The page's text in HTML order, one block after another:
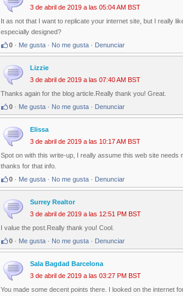
3 de abril de 2019 a las 05:04 AM BST
It as not that I want to replicate your internet site, but I really
especially designed?
0 · Me gusta · No me gusta · Denunciar
Lizzie
3 de abril de 2019 a las 07:40 AM BST
Thanks again for the blog article.Really thank you! Great.
0 · Me gusta · No me gusta · Denunciar
Elissa
3 de abril de 2019 a las 10:17 AM BST
Spot on with this write-up, I really assume this web site needs
thanks for that info.
0 · Me gusta · No me gusta · Denunciar
Surrey Realtor
3 de abril de 2019 a las 12:51 PM BST
I value the post.Really thank you! Cool.
0 · Me gusta · No me gusta · Denunciar
Sala Bagdad Barcelona
3 de abril de 2019 a las 03:27 PM BST
You made some decent points there. I looked on the internet